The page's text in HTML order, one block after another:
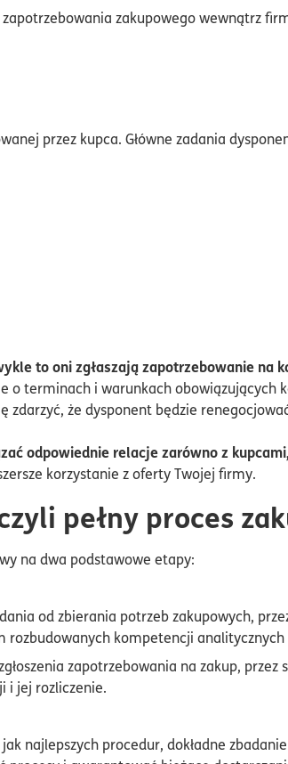
zakupowego wewnątrz
przez kupca. Główne zadania
to oni zgłaszają zapotrzebowanie na
o terminach i warunkach obowiązujących
zdarzyć, że dysponent będzie
odpowiednie relacje zarówno z
korzystanie z oferty Twojej firmy.
pełny proces
na dwa podstawowe etapy:
od zbierania potrzeb zakupowych,
rozbudowanych kompetencji
zapotrzebowania na zakup, przez
i jej rozliczenie.
najlepszych procedur, dokładne